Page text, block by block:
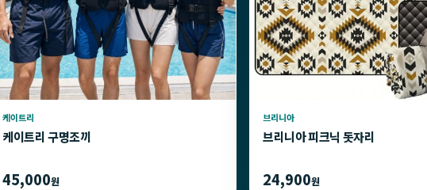
케이트리
케이트리 구명조끼
45,000원
브리니아
브리니아 피크닉 돗자리
24,900원